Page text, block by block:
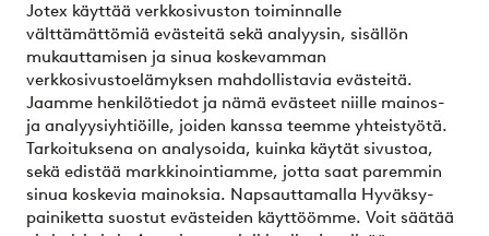
Jotex käyttää verkkosivuston toiminnalle
välttämättömiä evästeitä sekä analyysin, sisällön
mukauttamisen ja sinua koskevamman
verkkosivustoelämyksen mahdollistavia evästeitä.
Jaamme henkilötiedot ja nämä evästeet niille mainos-
ja analyysiyhtiöille, joiden kanssa teemme yhteistyötä.
Tarkoituksena on analysoida, kuinka käytät sivustoa,
sekä edistää markkinointiamme, jotta saat paremmin
sinua koskevia mainoksia. Napsauttamalla Hyväksy-
painiketta suostut evästeiden käyttöömme. Voit säätää
Ystävät
Turvalliset maksut – maksa nyt tai erissä
Haluatko tietää lisää maksuvaihtoehdoistamme?
elpy